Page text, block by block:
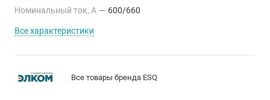
Номинальный ток, А — 600/660
Все характеристики
Все товары бренда ESQ